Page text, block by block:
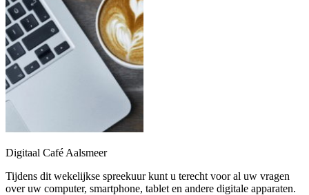
Digitaal Café Aalsmeer
Tijdens dit wekelijkse spreekuur kunt u terecht voor al uw vragen
over uw computer, smartphone, tablet en andere digitale apparaten.